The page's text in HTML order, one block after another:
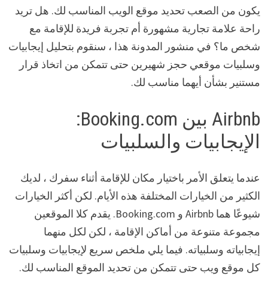
يكون من الصعب تحديد موقع الويب المناسب لك. هل تريد
راحة علامة تجارية مشهورة أم تجربة فريدة للإقامة مع
شخص ما؟ في منشور المدونة هذا ، سنقوم بتحليل إيجابيات
وسلبيات موقعي حجز شهيرين حتى تتمكن من اتخاذ قرار
مستنير بشأن أيهما مناسب لك.
Airbnb بين Booking.com:
الإيجابيات والسلبيات
عندما يتعلق الأمر باختيار مكان للإقامة أثناء سفرك ، لديك
الكثير من الخيارات المختلفة هذه الأيام. لكن أكثر الخيارات
شيوعًا هما Airbnb و Booking.com. يقدم كلا الموقعين
مجموعة متنوعة من أماكن الإقامة ، لكن لكل منهما
إيجابياته وسلبياته. فيما يلي ملخص سريع لإيجابيات وسلبيات
كل موقع ويب حتى تتمكن من تحديد الموقع المناسب لك.